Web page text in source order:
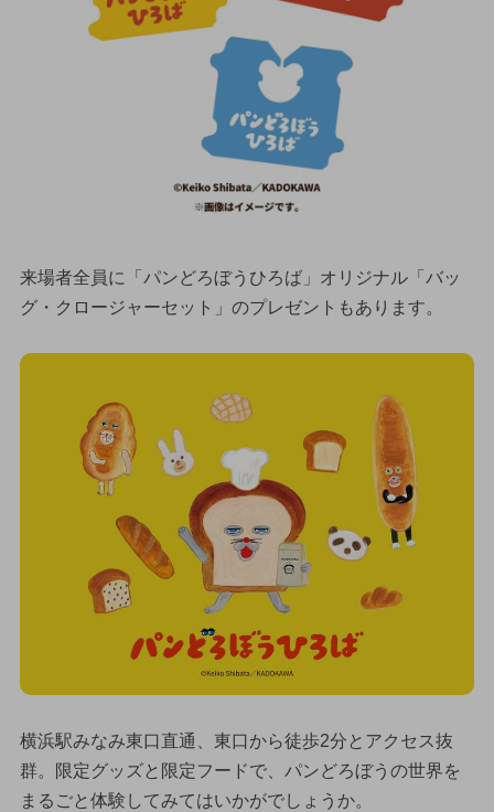
来場者全員に「パンどろぼうひろば」オリジナル「バッ
グ・クロージャーセット」のプレゼントもあります。
横浜駅みなみ東口直通、東口から徒歩2分とアクセス抜
群。限定グッズと限定フードで、パンどろぼうの世界を
まるごと体験してみてはいかがでしょうか。